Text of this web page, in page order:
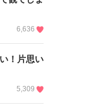
6,636
！片思い
5,309